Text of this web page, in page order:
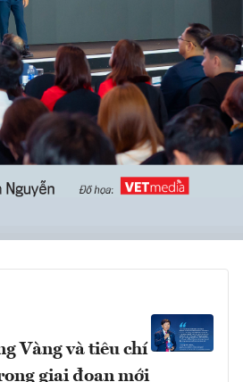
Vàng và tiêu chí
giai đoạn mới